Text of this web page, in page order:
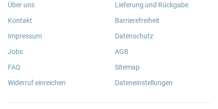
Über uns
Kontakt
Impressum
Jobs
FAQ
Widerruf einreichen
Lieferung und Rückgabe
Barrierefreiheit
Datenschutz
AGB
Sitemap
Dateneinstellungen